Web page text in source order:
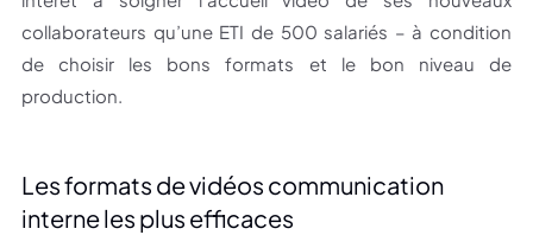
collaborateurs qu’une ETI de 500 salariés – à condition
de choisir les bons formats et le bon niveau de
production.
Les formats de vidéos communication
interne les plus efficaces